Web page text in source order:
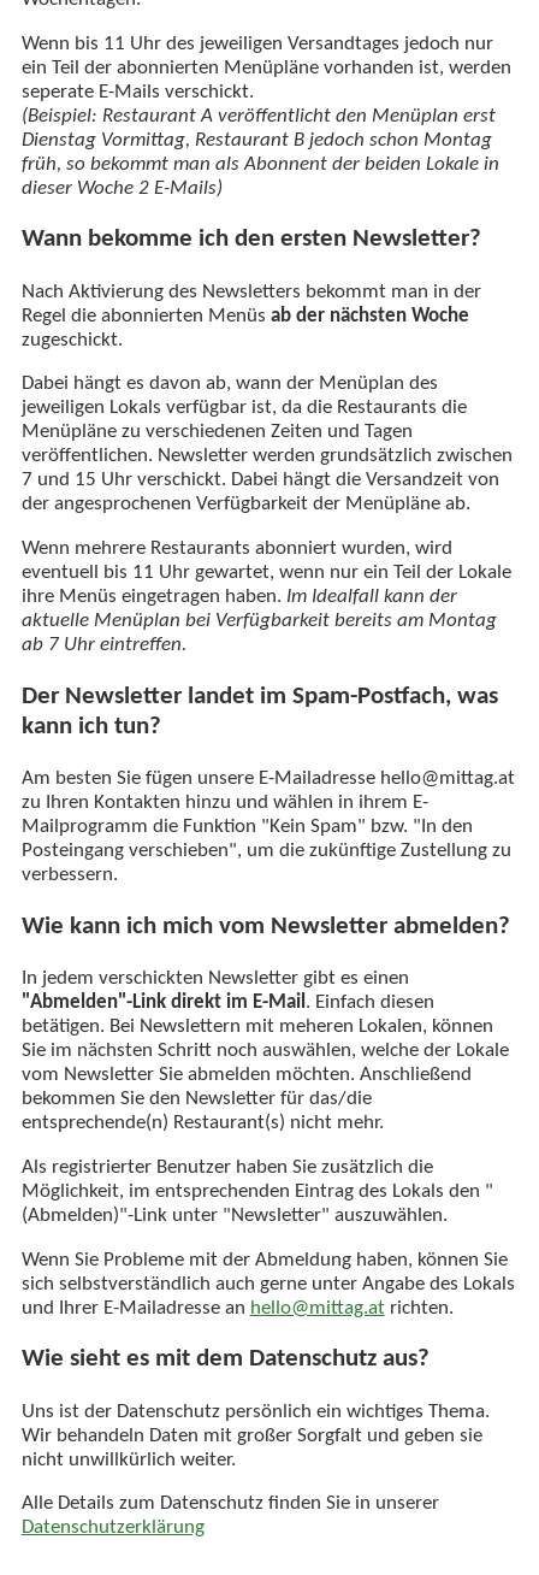
Wenn bis 11 Uhr des jeweiligen Versandtages jedoch nur
ein Teil der abonnierten Menüpläne vorhanden ist, werden
seperate E-Mails verschickt.
(Beispiel: Restaurant A veröffentlicht den Menüplan erst
Dienstag Vormittag, Restaurant B jedoch schon Montag
früh, so bekommt man als Abonnent der beiden Lokale in
dieser Woche 2 E-Mails)
Wann bekomme ich den ersten Newsletter?
Nach Aktivierung des Newsletters bekommt man in der
Regel die abonnierten Menüs ab der nächsten Woche
zugeschickt.
Dabei hängt es davon ab, wann der Menüplan des
jeweiligen Lokals verfügbar ist, da die Restaurants die
Menüpläne zu verschiedenen Zeiten und Tagen
veröffentlichen. Newsletter werden grundsätzlich zwischen
7 und 15 Uhr verschickt. Dabei hängt die Versandzeit von
der angesprochenen Verfügbarkeit der Menüpläne ab.
Wenn mehrere Restaurants abonniert wurden, wird
eventuell bis 11 Uhr gewartet, wenn nur ein Teil der Lokale
ihre Menüs eingetragen haben. Im Idealfall kann der
aktuelle Menüplan bei Verfügbarkeit bereits am Montag
ab 7 Uhr eintreffen.
Der Newsletter landet im Spam-Postfach, was
kann ich tun?
Am besten Sie fügen unsere E-Mailadresse hello@mittag.at
zu Ihren Kontakten hinzu und wählen in ihrem E-
Mailprogramm die Funktion "Kein Spam" bzw. "In den
Posteingang verschieben", um die zukünftige Zustellung zu
verbessern.
Wie kann ich mich vom Newsletter abmelden?
In jedem verschickten Newsletter gibt es einen
"Abmelden"-Link direkt im E-Mail. Einfach diesen
betätigen. Bei Newslettern mit meheren Lokalen, können
Sie im nächsten Schritt noch auswählen, welche der Lokale
vom Newsletter Sie abmelden möchten. Anschließend
bekommen Sie den Newsletter für das/die
entsprechende(n) Restaurant(s) nicht mehr.
Als registrierter Benutzer haben Sie zusätzlich die
Möglichkeit, im entsprechenden Eintrag des Lokals den "
(Abmelden)"-Link unter "Newsletter" auszuwählen.
Wenn Sie Probleme mit der Abmeldung haben, können Sie
sich selbstverständlich auch gerne unter Angabe des Lokals
und Ihrer E-Mailadresse an hello@mittag.atrichten.
Wie sieht es mit dem Datenschutz aus?
Uns ist der Datenschutz persönlich ein wichtiges Thema.
Wir behandeln Daten mit großer Sorgfalt und geben sie
nicht unwillkürlich weiter.
Alle Details zum Datenschutz finden Sie in unserer
Datenschutzerklärung